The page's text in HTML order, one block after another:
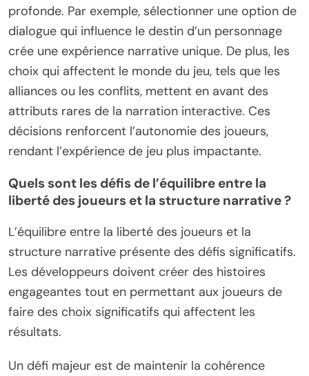
profonde. Par exemple, sélectionner une option de
dialogue qui influence le destin d’un personnage
crée une expérience narrative unique. De plus, les
choix qui affectent le monde du jeu, tels que les
alliances ou les conflits, mettent en avant des
attributs rares de la narration interactive. Ces
décisions renforcent l’autonomie des joueurs,
rendant l’expérience de jeu plus impactante.
Quels sont les défis de l’équilibre entre la
liberté des joueurs et la structure narrative ?
L’équilibre entre la liberté des joueurs et la
structure narrative présente des défis significatifs.
Les développeurs doivent créer des histoires
engageantes tout en permettant aux joueurs de
faire des choix significatifs qui affectent les
résultats.
Un défi majeur est de maintenir la cohérence